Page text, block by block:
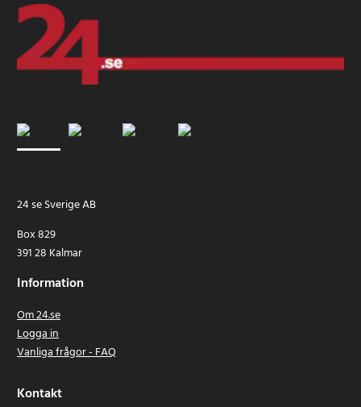
24 se Sverige AB
Box 829
391 28 Kalmar
Information
Om 24.se
Logga in
Vanliga frågor - FAQ
Kontakt